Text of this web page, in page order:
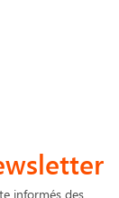
informés des